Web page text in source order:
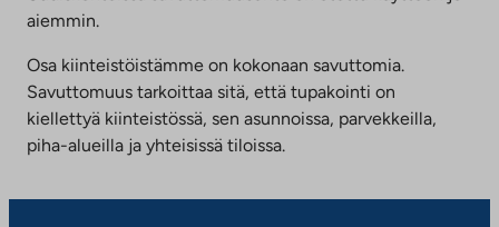
aiemmin.
Osa kiinteistöistämme on kokonaan savuttomia.
Savuttomuus tarkoittaa sitä, että tupakointi on
kiellettyä kiinteistössä, sen asunnoissa, parvekkeilla,
piha-alueilla ja yhteisissä tiloissa.